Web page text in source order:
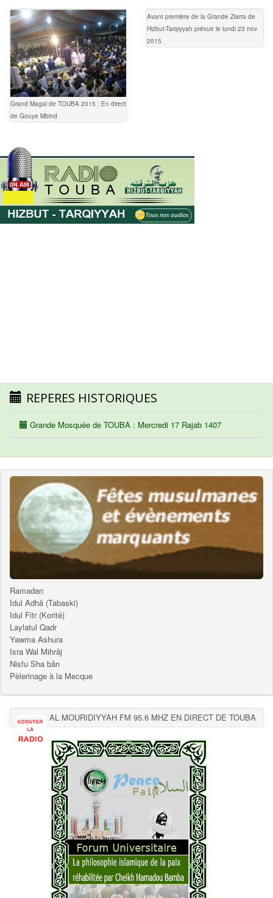
Grand Magal de TOUBA 2015 : En direct
de Gouye Mbind
Avant première de la Grande Ziarra de
Hizbut-Tarqiyyah prévue le lundi 23 nov
2015
REPERES HISTORIQUES
Grande Mosquée de TOUBA : Mercredi 17 Rajab 1407
Ramadan
Idul Adhâ (Tabaski)
Idul Fitr (Korité)
Laylatul Qadr
Yawma Ashura
Isra Wal Mihrâj
Nisfu Sha bân
Pèlerinage à la Mecque
AL MOURIDIYYAH FM 95.6 MHZ EN DIRECT DE TOUBA